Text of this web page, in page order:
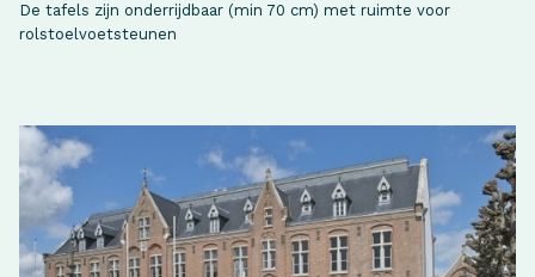
De tafels zijn onderrijdbaar (min 70 cm) met ruimte voor
rolstoelvoetsteunen